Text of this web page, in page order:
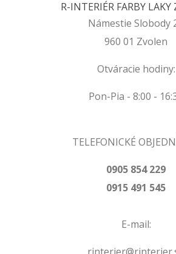
R-INTERIÉR FARBY LAKY
Námestie Slobody
960 01 Zvolen
Otváracie hodiny:
Pon-Pia - 8:00 -
TELEFONICKÉ
0905 854 229
0915 491 545
E-mail: